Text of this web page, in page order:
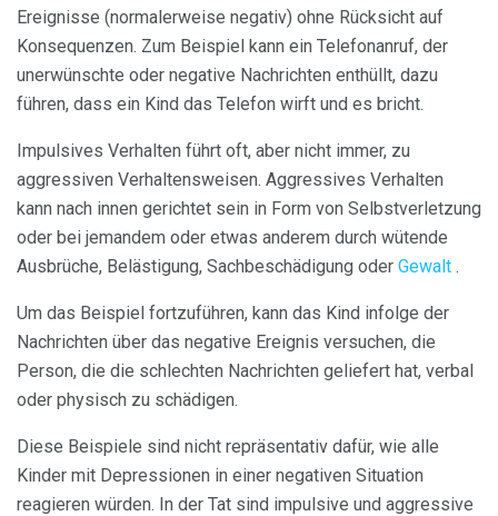
Ereignisse (normalerweise negativ) ohne Rücksicht auf
Konsequenzen. Zum Beispiel kann ein Telefonanruf, der
unerwünschte oder negative Nachrichten enthüllt, dazu
führen, dass ein Kind das Telefon wirft und es bricht.
Impulsives Verhalten führt oft, aber nicht immer, zu
aggressiven Verhaltensweisen. Aggressives Verhalten
kann nach innen gerichtet sein in Form von Selbstverletzung
oder bei jemandem oder etwas anderem durch wütende
Ausbrüche, Belästigung, Sachbeschädigung oder Gewalt .
Um das Beispiel fortzuführen, kann das Kind infolge der
Nachrichten über das negative Ereignis versuchen, die
Person, die die schlechten Nachrichten geliefert hat, verbal
oder physisch zu schädigen.
Diese Beispiele sind nicht repräsentativ dafür, wie alle
Kinder mit Depressionen in einer negativen Situation
reagieren würden. In der Tat sind impulsive und aggressive